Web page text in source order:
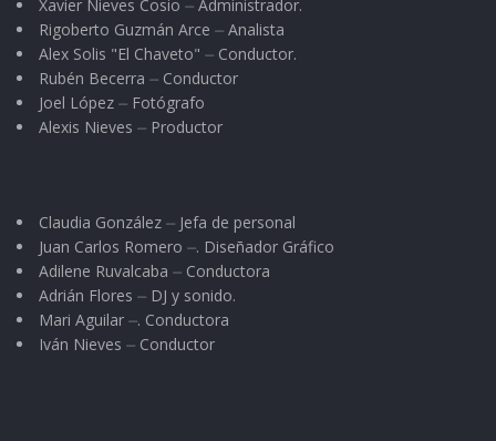
Xavier Nieves Cosio ⏤ Administrador.
Rigoberto Guzmán Arce ⏤ Analista
Alex Solis "El Chaveto" ⏤ Conductor.
Rubén Becerra ⏤ Conductor
Joel López ⏤ Fotógrafo
Alexis Nieves ⏤ Productor
Claudia González ⏤ Jefa de personal
Juan Carlos Romero ⏤. Diseñador Gráfico
Adilene Ruvalcaba ⏤ Conductora
Adrián Flores ⏤ DJ y sonido.
Mari Aguilar ⏤. Conductora
Iván Nieves ⏤ Conductor